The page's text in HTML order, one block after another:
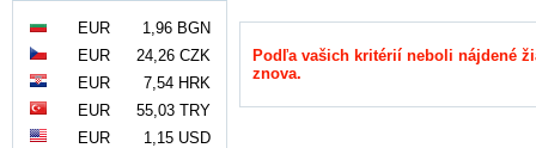
EUR
1,96 BGN
EUR
24,26 CZK
EUR
7,54 HRK
EUR
55,03 TRY
EUR
1,15 USD
Podľa vašich kritérií neboli nájdené
znova.